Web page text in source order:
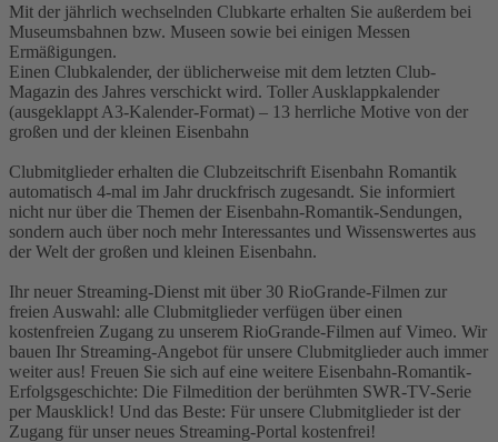
Mit der jährlich wechselnden Clubkarte erhalten Sie außerdem bei
Museumsbahnen bzw. Museen sowie bei einigen Messen
Ermäßigungen.
Einen Clubkalender, der üblicherweise mit dem letzten Club-
Magazin des Jahres verschickt wird. Toller Ausklappkalender
(ausgeklappt A3-Kalender-Format) – 13 herrliche Motive von der
großen und der kleinen Eisenbahn
Clubmitglieder erhalten die Clubzeitschrift Eisenbahn Romantik
automatisch 4-mal im Jahr druckfrisch zugesandt. Sie informiert
nicht nur über die Themen der Eisenbahn-Romantik-Sendungen,
sondern auch über noch mehr Interessantes und Wissenswertes aus
der Welt der großen und kleinen Eisenbahn.
Ihr neuer Streaming-Dienst mit über 30 RioGrande-Filmen zur
freien Auswahl: alle Clubmitglieder verfügen über einen
kostenfreien Zugang zu unserem RioGrande-Filmen auf Vimeo. Wir
bauen Ihr Streaming-Angebot für unsere Clubmitglieder auch immer
weiter aus! Freuen Sie sich auf eine weitere Eisenbahn-Romantik-
Erfolgsgeschichte: Die Filmedition der berühmten SWR-TV-Serie
per Mausklick! Und das Beste: Für unsere Clubmitglieder ist der
Zugang für unser neues Streaming-Portal kostenfrei!